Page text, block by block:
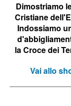
Dimostriamo
Cristiane
Indossiamo
la Croce dei
Vai allo